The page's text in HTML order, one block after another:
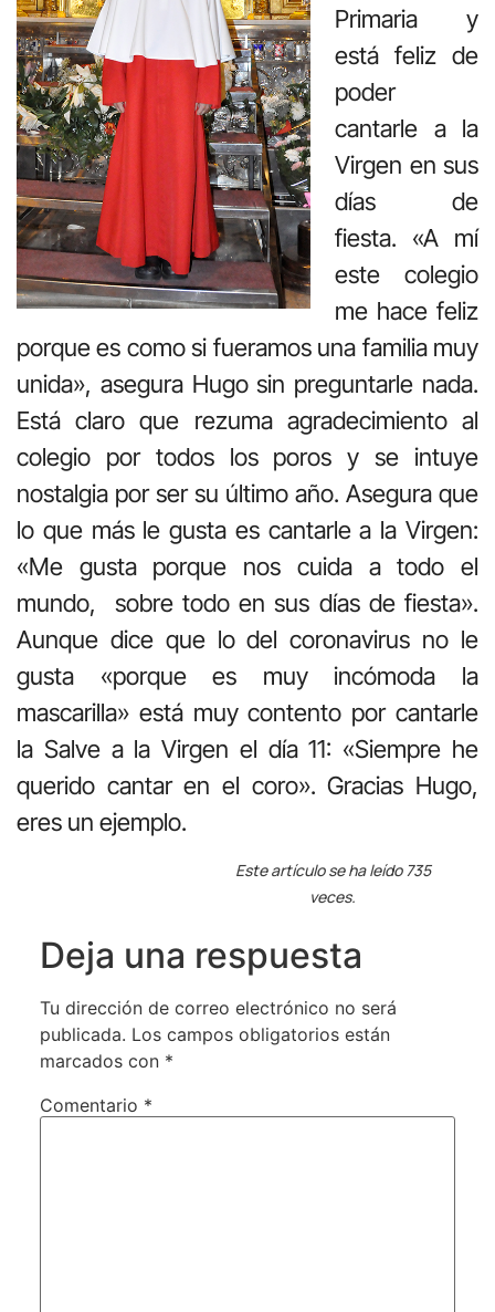
Primaria y
está feliz de
poder
cantarle a la
Virgen en sus
días de
fiesta. «A mí
este colegio
me hace feliz
porque es como si fueramos una familia muy
unida», asegura Hugo sin preguntarle nada.
Está claro que rezuma agradecimiento al
colegio por todos los poros y se intuye
nostalgia por ser su último año. Asegura que
lo que más le gusta es cantarle a la Virgen:
«Me gusta porque nos cuida a todo el
mundo, sobre todo en sus días de fiesta».
Aunque dice que lo del coronavirus no le
gusta «porque es muy incómoda la
mascarilla» está muy contento por cantarle
la Salve a la Virgen el día 11: «Siempre he
querido cantar en el coro». Gracias Hugo,
eres un ejemplo.
Este artículo se ha leído 735
veces.
Deja una respuesta
Tu dirección de correo electrónico no será
publicada. Los campos obligatorios están
marcados con *
Comentario *